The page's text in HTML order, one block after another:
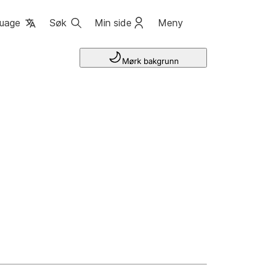
Søk Min side Meny
Mørk bakgrunn